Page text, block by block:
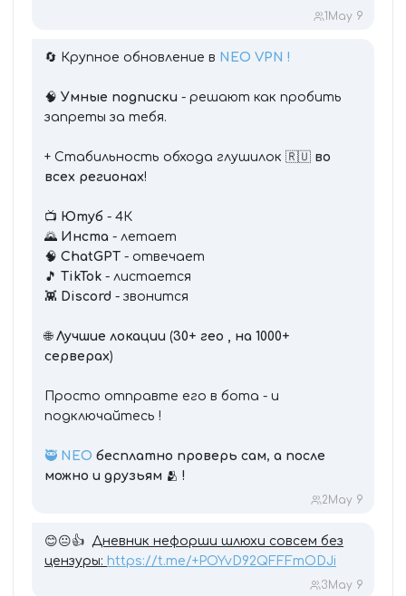
1 May 9
🔄 Крупное обновление в NEO VPN !
🧠 Умные подписки - решают как пробить
запреты за тебя.
+ Стабильность обхода глушилок 🇷🇺 во
всех регионах!
📺 Ютуб - 4К
🌄 Инста - летает
🧠 ChatGPT - отвечает
🎵 TikTok - листается
👾 Discord - звонится
🌐 Лучшие локации (30+ гео , на 1000+
серверах)
Просто отправте его в бота - и
подключайтесь !
🥷 NEO бесплатно проверь сам, а после
можно и друзьям 🫂 !
2 May 9
😊😐👍 Дневник нефорши шлюхи совсем без
цензуры: https://t.me/+POYvD92QFFFmODJi
3 May 9